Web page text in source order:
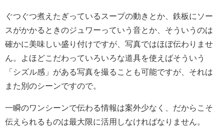
ぐつぐつ煮えたぎっているスープの動きとか、鉄板にソー
スがかかるときのジュワーっていう音とか、そういうのは
確かに美味しい盛り付けですが、写真ではほぼ伝わりませ
ん。よほどこだわっていろいろな道具を使えばそういう
「シズル感」がある写真を撮ることも可能ですが、それは
また別のシーンですので。
一瞬のワンシーンで伝わる情報は案外少なく、だからこそ
伝えられるものは最大限に活用しなければなりません。